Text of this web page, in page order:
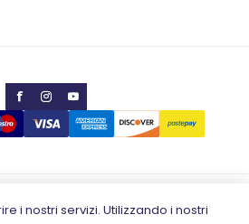
© 2026 Calabria Luana
i nostri servizi. Utilizzando i nostri